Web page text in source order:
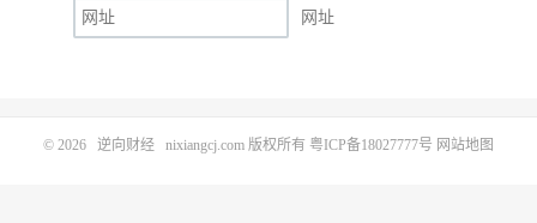
网址
© 2026 逆向财经 nixiangcj.com 版权所有 粤ICP备18027777号 网站地图